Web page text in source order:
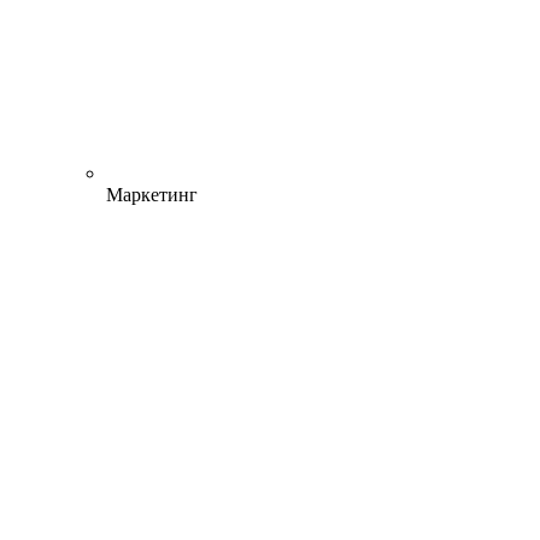
Маркетинг